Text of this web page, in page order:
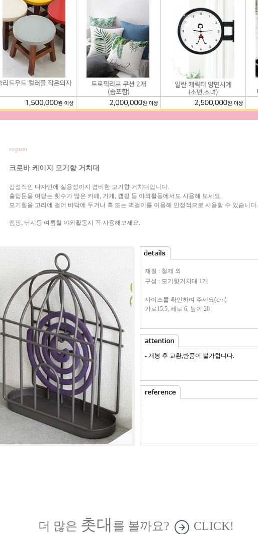
sopum
크로바 케이지 모기향 거치대
감성적인 디자인에 실용성까지 겸비한 모기향 거치대입니다.
출입문을 여닫는 횟수가 많은 카페, 가게, 캠핑 등 야외활동에서도 사용해 보세요.
모기향을 고리에 걸어 바닥에 두거나 훅 또는 벽걸이를 이용해 안정적으로 사용할 수 있습니다.
캠핑, 낚시등 여름철 야외활동시 꼭 사용해보세요.
재질 : 철제 외
구성 : 모기향거치대 1개
사이즈를 확인하여 주세요(cm)
가로15.5, 세로 6, 높이 20
- 개봉 후 교환,반품이 불가합니다.
더 많은 촛대 를 볼까요? CLICK!